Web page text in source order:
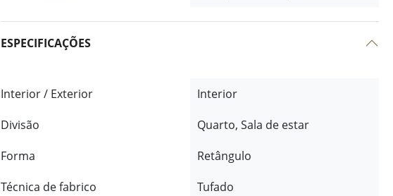
ESPECIFICAÇÕES
Interior / Exterior
Interior
Divisão
Quarto, Sala de estar
Forma
Retângulo
Técnica de fabrico
Tufado